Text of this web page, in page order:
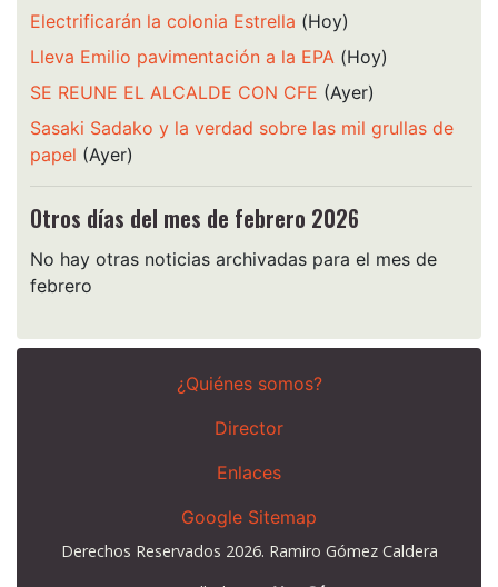
Electrificarán la colonia Estrella (Hoy)
Lleva Emilio pavimentación a la EPA (Hoy)
SE REUNE EL ALCALDE CON CFE (Ayer)
Sasaki Sadako y la verdad sobre las mil grullas de
papel (Ayer)
Otros días del mes de febrero 2026
No hay otras noticias archivadas para el mes de
febrero
¿Quiénes somos?
Director
Enlaces
Google Sitemap
Derechos Reservados 2026. Ramiro Gómez Caldera